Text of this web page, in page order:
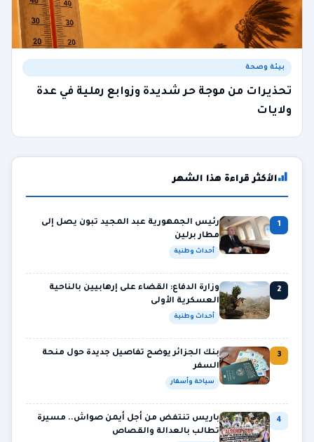
بيئة وصحة
تحذيرات من موجة حر شديدة وزوابع رملية في عدة
ولايات
الأكثر قراءة هذا الشهر
1
رئيس الجمهورية عبد المجيد تبون يصل إلى
مطار برلين
أحداث وطنية
2
وزارة الدفاع: القضاء على إرهابيين بالناحية
العسكرية الأولى
أحداث وطنية
3
بنك الجزائر يوضح تفاصيل جديدة حول منحة
السفر
سياحة وأسفار
4
باريس تنتفض من أجل أيمن صواش.. مسيرة
تطالب بالعدالة والقصاص